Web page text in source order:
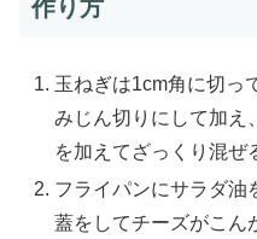
作り方
玉ねぎは1cm角に切っ
みじん切りにして加え
を加えてざっくり混ぜ
フライパンにサラダ油
蓋をしてチーズがこん